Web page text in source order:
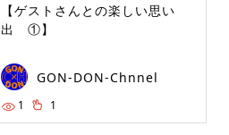
【ゲストさんとの楽しい思い
出 ①】
GON-DON-Chnnel
1 1